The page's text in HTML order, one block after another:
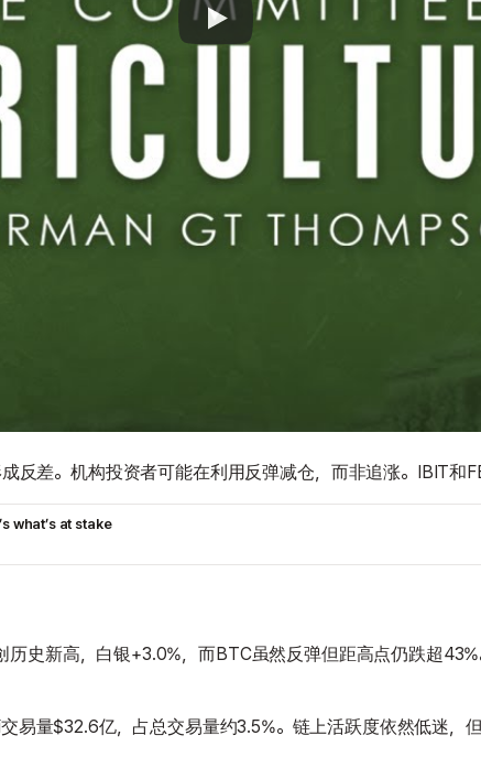
差。机构投资者可能在利用反弹减仓，而非追涨。IBIT和
what’s at stake
史新高，白银+3.0%，而BTC虽然反弹但距高点仍跌超
量$32.6亿，占总交易量约3.5%。链上活跃度依然低迷，